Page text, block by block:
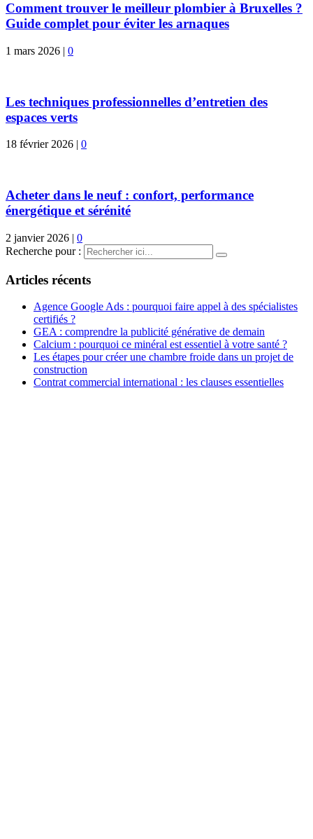
Comment trouver le meilleur plombier à Bruxelles ?
Guide complet pour éviter les arnaques
1 mars 2026 | 0
Les techniques professionnelles d’entretien des
espaces verts
18 février 2026 | 0
Acheter dans le neuf : confort, performance
énergétique et sérénité
2 janvier 2026 | 0
Recherche pour :
Articles récents
Agence Google Ads : pourquoi faire appel à des spécialistes
certifiés ?
GEA : comprendre la publicité générative de demain
Calcium : pourquoi ce minéral est essentiel à votre santé ?
Les étapes pour créer une chambre froide dans un projet de
construction
Contrat commercial international : les clauses essentielles